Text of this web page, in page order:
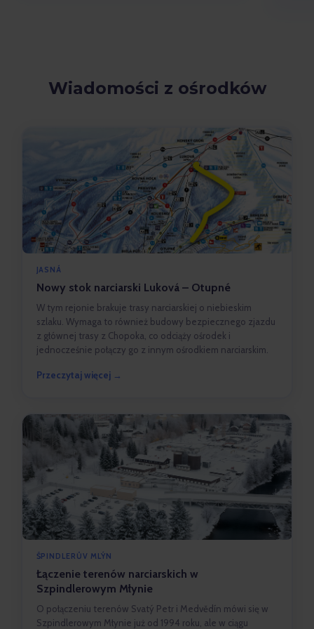
Wiadomości z ośrodków
JASNÁ
Nowy stok narciarski Luková – Otupné
W tym rejonie brakuje trasy narciarskiej o niebieskim
szlaku. Wymaga to również budowy bezpiecznego zjazdu
z głównej trasy z Chopoka, co odciąży ośrodek i
jednocześnie połączy go z innym ośrodkiem narciarskim.
Przeczytaj więcej →
ŠPINDLERŮV MLÝN
Łączenie terenów narciarskich w
Szpindlerowym Młynie
O połączeniu terenów Svatý Petr i Medvědín mówi się w
Szpindlerowym Młynie już od 1994 roku, ale w ciągu